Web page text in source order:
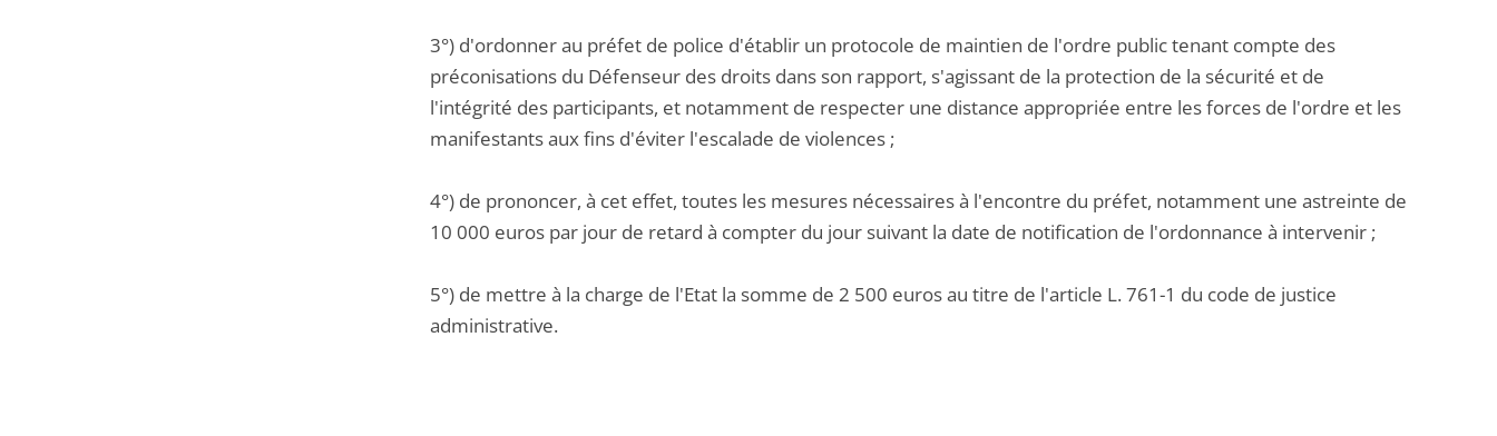
3°) d'ordonner au préfet de police d'établir un protocole de maintien de l'ordre public tenant compte des
préconisations du Défenseur des droits dans son rapport, s'agissant de la protection de la sécurité et de
l'intégrité des participants, et notamment de respecter une distance appropriée entre les forces de l'ordre et les
manifestants aux fins d'éviter l'escalade de violences ;
4°) de prononcer, à cet effet, toutes les mesures nécessaires à l'encontre du préfet, notamment une astreinte de
10 000 euros par jour de retard à compter du jour suivant la date de notification de l'ordonnance à intervenir ;
5°) de mettre à la charge de l'Etat la somme de 2 500 euros au titre de l'article L. 761-1 du code de justice
administrative.